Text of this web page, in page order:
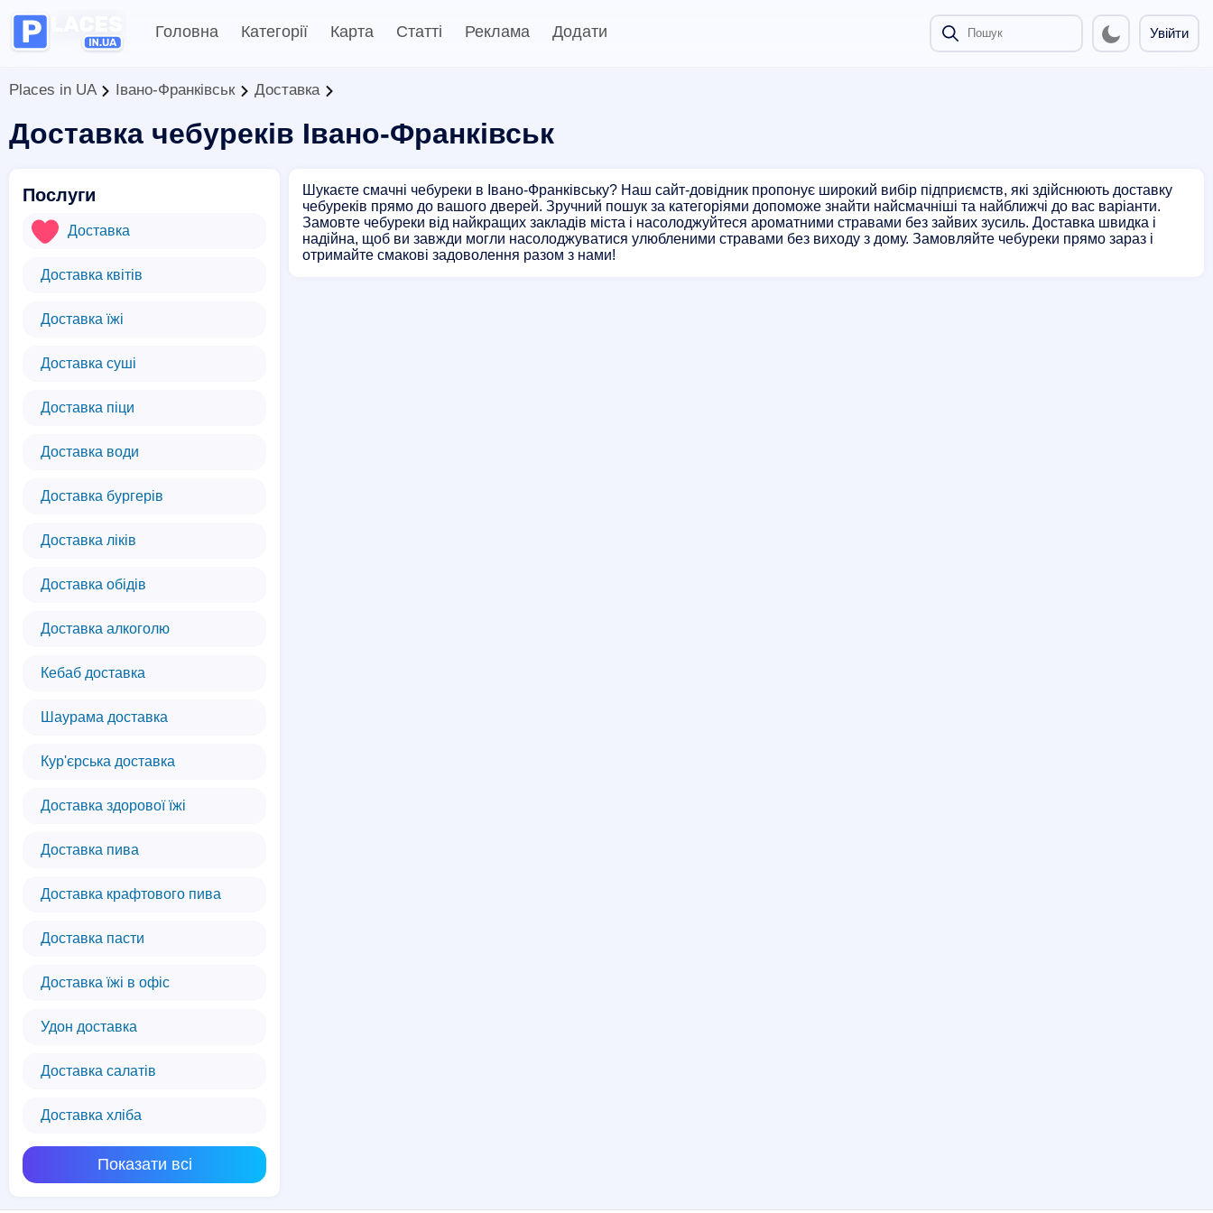
Головна Категорії Карта Статті Реклама Додати Увійти
Places in UA Івано-Франківськ Доставка
Доставка чебуреків Івано-Франківськ
Послуги
Доставка
Доставка квітів
Доставка їжі
Доставка суші
Доставка піци
Доставка води
Доставка бургерів
Доставка ліків
Доставка обідів
Доставка алкоголю
Кебаб доставка
Шаурама доставка
Кур'єрська доставка
Доставка здорової їжі
Доставка пива
Доставка крафтового пива
Доставка пасти
Доставка їжі в офіс
Удон доставка
Доставка салатів
Доставка хліба
Показати всі
Шукаєте смачні чебуреки в Івано-Франківську? Наш сайт-довідник пропонує широкий вибір підприємств, які здійснюють доставку
чебуреків прямо до вашого дверей. Зручний пошук за категоріями допоможе знайти найсмачніші та найближчі до вас варіанти.
Замовте чебуреки від найкращих закладів міста і насолоджуйтеся ароматними стравами без зайвих зусиль. Доставка швидка і
надійна, щоб ви завжди могли насолоджуватися улюбленими стравами без виходу з дому. Замовляйте чебуреки прямо зараз і
отримайте смакові задоволення разом з нами!